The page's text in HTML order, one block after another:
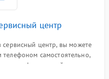
центр
сервисный центр, вы можете
телефоном самостоятельно,
телефона на сайте